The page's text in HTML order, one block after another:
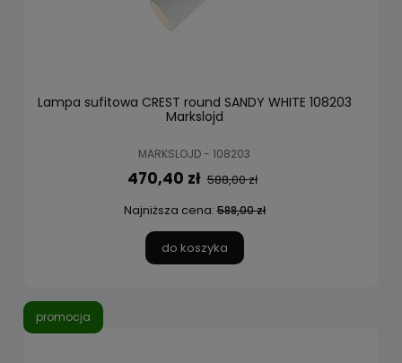
Lampa sufitowa CREST round SANDY WHITE 108203
Markslojd
MARKSLOJD - 108203
470,40 zł 588,00 zł
Najniższa cena:588,00 zł
do koszyka
promocja